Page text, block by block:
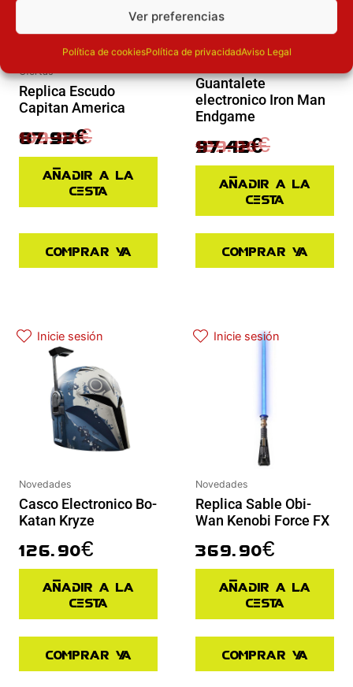
Ver preferencias
Política de cookiesPolítica de privacidadAviso Legal
Ofertas
Replica Escudo
Capitan America
109.90€
87.92€
Añadir a la
cesta
Comprar ya
Guantalete
electronico Iron Man
Endgame
129.90€
97.42€
Añadir a la
cesta
Comprar ya
Inicie sesión
Novedades
Casco Electronico Bo-
Katan Kryze
126.90€
Añadir a la
cesta
Comprar ya
Inicie sesión
Novedades
Replica Sable Obi-
Wan Kenobi Force FX
369.90€
Añadir a la
cesta
Comprar ya